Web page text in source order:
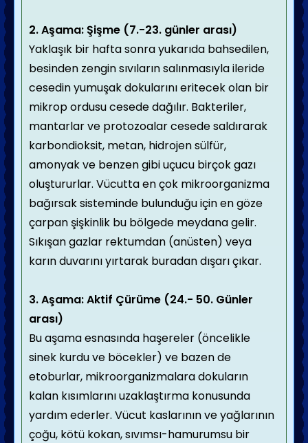
2. Aşama: Şişme (7.-23. günler arası)
Yaklaşık bir hafta sonra yukarıda bahsedilen,
besinden zengin sıvıların salınmasıyla ileride
cesedin yumuşak dokularını eritecek olan bir
mikrop ordusu cesede dağılır. Bakteriler,
mantarlar ve protozoalar cesede saldırarak
karbondioksit, metan, hidrojen sülfür,
amonyak ve benzen gibi uçucu birçok gazı
oluştururlar. Vücutta en çok mikroorganizma
bağırsak sisteminde bulunduğu için en göze
çarpan şişkinlik bu bölgede meydana gelir.
Sıkışan gazlar rektumdan (anüsten) veya
karın duvarını yırtarak buradan dışarı çıkar.
3. Aşama: Aktif Çürüme (24.- 50. Günler
arası)
Bu aşama esnasında haşereler (öncelikle
sinek kurdu ve böcekler) ve bazen de
etoburlar, mikroorganizmalara dokuların
kalan kısımlarını uzaklaştırma konusunda
yardım ederler. Vücut kaslarının ve yağlarının
çoğu, kötü kokan, sıvımsı-hamurumsu bir